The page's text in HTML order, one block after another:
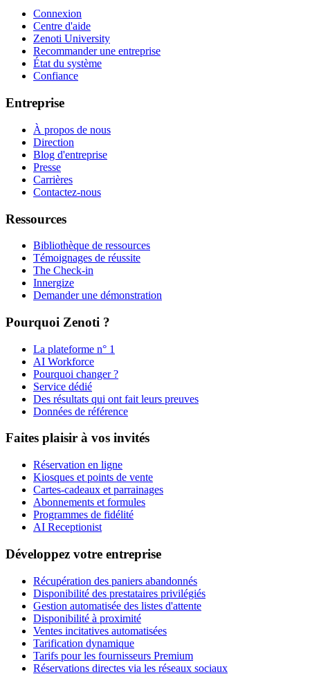
Connexion
Centre d'aide
Zenoti University
Recommander une entreprise
État du système
Confiance
Entreprise
À propos de nous
Direction
Blog d'entreprise
Presse
Carrières
Contactez-nous
Ressources
Bibliothèque de ressources
Témoignages de réussite
The Check-in
Innergize
Demander une démonstration
Pourquoi Zenoti ?
La plateforme n° 1
AI Workforce
Pourquoi changer ?
Service dédié
Des résultats qui ont fait leurs preuves
Données de référence
Faites plaisir à vos invités
Réservation en ligne
Kiosques et points de vente
Cartes-cadeaux et parrainages
Abonnements et formules
Programmes de fidélité
AI Receptionist
Développez votre entreprise
Récupération des paniers abandonnés
Disponibilité des prestataires privilégiés
Gestion automatisée des listes d'attente
Disponibilité à proximité
Ventes incitatives automatisées
Tarification dynamique
Tarifs pour les fournisseurs Premium
Réservations directes via les réseaux sociaux